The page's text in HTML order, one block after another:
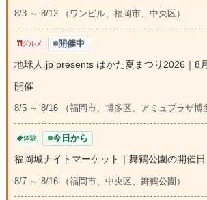
8/3 ～ 8/12 （ワンビル、福岡市、中央区）
グルメ 開催中
地球人.jp presents はかた夏まつり2026｜8
開催
8/5 ～ 8/16 （福岡市、博多区、アミュプラザ博
体験 今日から
福岡城ナイトマーケット｜舞鶴公園の開催
8/7 ～ 8/16 （福岡市、中央区、舞鶴公園）